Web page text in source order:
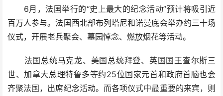
6月，法国举行的“史上最大的纪念活动”预计将吸引近
百万人参与。法国西北部布列塔尼和诺曼底会举办约三十场
仪式，开展老兵聚会、墓园悼念、燃放烟花等活动。
法国总统马克龙、美国总统拜登、英国国王查尔斯三
世、加拿大总理特鲁多等约25位国家元首和政府首脑也会
齐聚法国，出席纪念活动。而各项仪式中最重要的来宾，则